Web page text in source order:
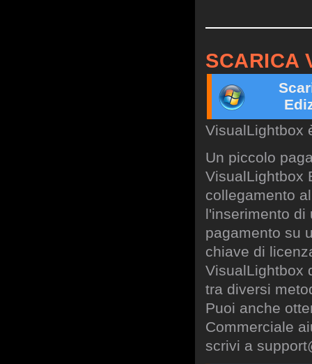
SCARICA
VisualLightbox
Un piccolo
VisualLightbox
collegamento
l'inserimento di
pagamento su
chiave di
VisualLightbox
tra diversi
Puoi anche
Commerciale
scrivi a